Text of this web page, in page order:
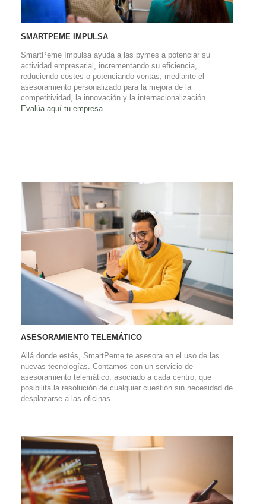
SMARTPEME IMPULSA
SmartPeme Impulsa ayuda a las pymes a potenciar su
actividad empresarial, incrementando su eficiencia,
reduciendo costes o potenciando ventas, mediante el
asesoramiento personalizado para la mejora de la
competitividad, la innovación y la internacionalización.
Evalúa aquí tu empresa
ASESORAMIENTO TELEMÁTICO
Allá donde estés, SmartPeme te asesora en el uso de las
nuevas tecnologías. Contamos con un servicio de
asesoramiento telemático, asociado a cada centro, que
posibilita la resolución de cualquier cuestión sin necesidad de
desplazarse a las oficinas